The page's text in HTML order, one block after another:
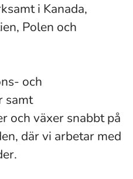
i Kanada,
Polen och
och
samt
och växer snabbt på
där vi arbetar med